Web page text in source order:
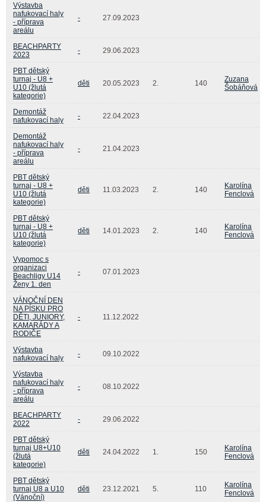
Výstavba
nafukovací haly
- příprava
areálu
- 27.09.2023
BEACHPARTY
2023
- 29.06.2023
PBT dětský
turnaj - U8 +
U10 (žlutá
kategorie)
děti 20.05.2023 2. 140
Zuzana
Šobáňová
Demontáž
nafukovací haly
- 22.04.2023
Demontáž
nafukovací haly
- příprava
areálu
- 21.04.2023
PBT dětský
turnaj - U8 +
U10 (žlutá
kategorie)
děti 11.03.2023 2. 140
Karolína
Fenclová
PBT dětský
turnaj - U8 +
U10 (žlutá
kategorie)
děti 14.01.2023 2. 140
Karolína
Fenclová
Vypomoc s
organizaci
Beachligy U14
Ženy 1. den
- 07.01.2023
VÁNOČNÍ DEN
NA PÍSKU PRO
DĚTI, JUNIORY,
KAMARÁDY A
RODIČE
- 11.12.2022
Výstavba
nafukovací haly
- 09.10.2022
Výstavba
nafukovací haly
- příprava
areálu
- 08.10.2022
BEACHPARTY
2022
- 29.06.2022
PBT dětský
turnaj U8+U10
(žlutá
kategorie)
děti 24.04.2022 1. 150
Karolína
Fenclová
PBT dětský
turnaj U8 a U10
(Vánoční)
děti 23.12.2021 5. 110
Karolína
Fenclová